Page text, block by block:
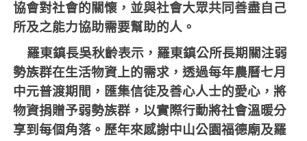
協會對社會的關懷，並與社會大眾共同善盡自己
所及之能力協助需要幫助的人。
羅東鎮長吳秋齡表示，羅東鎮公所長期關注弱
勢族群在生活物資上的需求，透過每年農曆七月
中元普渡期間，匯集信徒及善心人士的愛心，將
物資捐贈予弱勢族群，以實際行動將社會溫暖分
享到每個角落。歷年來感謝中山公園福德廟及羅